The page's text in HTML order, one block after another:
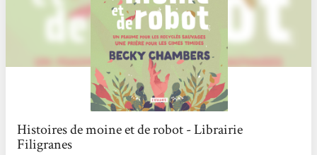
Histoires de moine et de robot - Librairie
Filigranes